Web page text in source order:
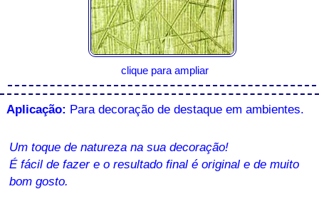
clique para ampliar
Aplicação: Para decoração de destaque em ambientes.
Um toque de natureza na sua decoração!
É fácil de fazer e o resultado final é original e de muito
bom gosto.